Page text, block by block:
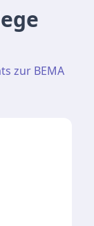
zur BEMA